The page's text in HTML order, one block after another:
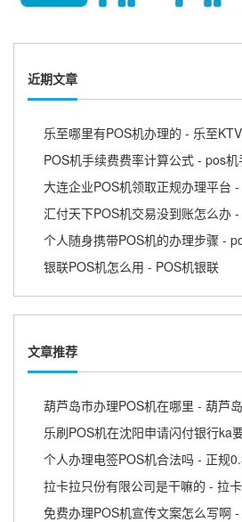
近期文章
乐至哪里有POS机办理的 - 乐至
POS机手续费费率计算公式 - pos
大连企业POS机领取正规办理平台
个人随身携带POS机的办理步骤 -
银联POS机怎么用 - POS机银联
文章推荐
葫芦岛市办理POS机在哪里 - 葫芦
乐刷POS机在沈阳申请闪付银行ka
个人办理电签POS机合法吗 - 正规
拉卡拉只份有限公司是干嘛的 - 拉
免费办理POS机宣传文案怎么写啊